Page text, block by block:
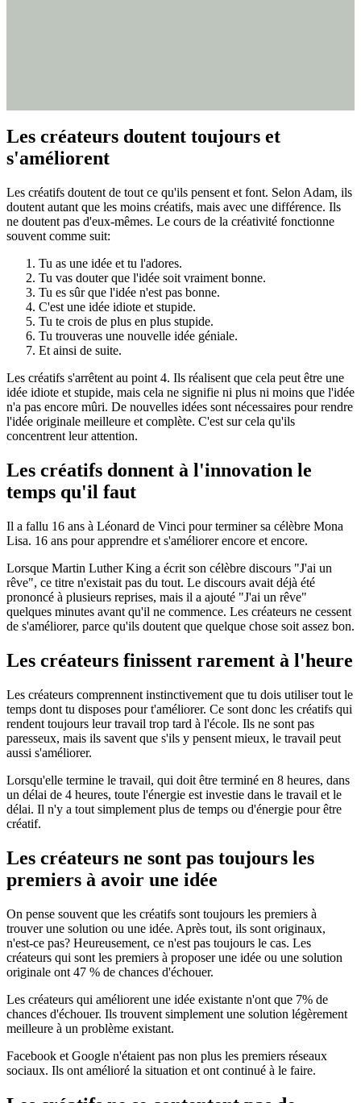
Les créateurs doutent toujours et
s'améliorent
Les créatifs doutent de tout ce qu'ils pensent et font. Selon Adam, ils
doutent autant que les moins créatifs, mais avec une différence. Ils
ne doutent pas d'eux-mêmes. Le cours de la créativité fonctionne
souvent comme suit:
Tu as une idée et tu l'adores.
Tu vas douter que l'idée soit vraiment bonne.
Tu es sûr que l'idée n'est pas bonne.
C'est une idée idiote et stupide.
Tu te crois de plus en plus stupide.
Tu trouveras une nouvelle idée géniale.
Et ainsi de suite.
Les créatifs s'arrêtent au point 4. Ils réalisent que cela peut être une
idée idiote et stupide, mais cela ne signifie ni plus ni moins que l'idée
n'a pas encore mûri. De nouvelles idées sont nécessaires pour rendre
l'idée originale meilleure et complète. C'est sur cela qu'ils
concentrent leur attention.
Les créatifs donnent à l'innovation le
temps qu'il faut
Il a fallu 16 ans à Léonard de Vinci pour terminer sa célèbre Mona
Lisa. 16 ans pour apprendre et s'améliorer encore et encore.
Lorsque Martin Luther King a écrit son célèbre discours "J'ai un
rêve", ce titre n'existait pas du tout. Le discours avait déjà été
prononcé à plusieurs reprises, mais il a ajouté "J'ai un rêve"
quelques minutes avant qu'il ne commence. Les créateurs ne cessent
de s'améliorer, parce qu'ils doutent que quelque chose soit assez bon.
Les créateurs finissent rarement à l'heure
Les créateurs comprennent instinctivement que tu dois utiliser tout le
temps dont tu disposes pour t'améliorer. Ce sont donc les créatifs qui
rendent toujours leur travail trop tard à l'école. Ils ne sont pas
paresseux, mais ils savent que s'ils y pensent mieux, le travail peut
aussi s'améliorer.
Lorsqu'elle termine le travail, qui doit être terminé en 8 heures, dans
un délai de 4 heures, toute l'énergie est investie dans le travail et le
délai. Il n'y a tout simplement plus de temps ou d'énergie pour être
créatif.
Les créateurs ne sont pas toujours les
premiers à avoir une idée
On pense souvent que les créatifs sont toujours les premiers à
trouver une solution ou une idée. Après tout, ils sont originaux,
n'est-ce pas? Heureusement, ce n'est pas toujours le cas. Les
créateurs qui sont les premiers à proposer une idée ou une solution
originale ont 47 % de chances d'échouer.
Les créateurs qui améliorent une idée existante n'ont que 7% de
chances d'échouer. Ils trouvent simplement une solution légèrement
meilleure à un problème existant.
Facebook et Google n'étaient pas non plus les premiers réseaux
sociaux. Ils ont amélioré la situation et ont continué à le faire.